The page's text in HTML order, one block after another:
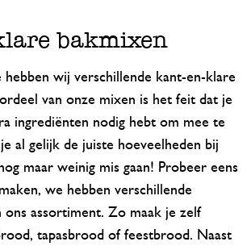
bakmixen
hebben wij verschillende kant-en-klare
van onze mixen is het feit dat je
ingrediënten nodig hebt om mee te
al gelijk de juiste hoeveelheden bij
maar weinig mis gaan! Probeer eens
we hebben verschillende
ons assortiment. Zo maak je zelf
tapasbrood of feestbrood. Naast